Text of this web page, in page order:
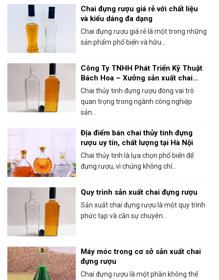
Chai đựng rượu giá rẻ với chất liệu
và kiểu dáng đa dạng
Chai đựng rượu giá rẻ là một trong những
sản phẩm phổ biến và hữu...
Công Ty TNHH Phát Triển Kỹ Thuật
Bách Hoa – Xưởng sản xuất chai
thủy tinh đựng rượu chất lượng
Chai thủy tinh đựng rượu đóng vai trò
quan trọng trong ngành công nghiệp
sản...
Địa điểm bán chai thủy tinh đựng
rượu uy tín, chất lượng tại Hà Nội
Chai thủy tinh là lựa chọn phổ biến để
đựng rượu, vì chúng không chỉ...
Quy trình sản xuất chai đựng rượu
Sản xuất chai đựng rượu là một quy trình
phức tạp và cần sự chuyên...
Máy móc trong cơ sở sản xuất chai
đựng rượu
Chai đựng rượu là một phần không thể